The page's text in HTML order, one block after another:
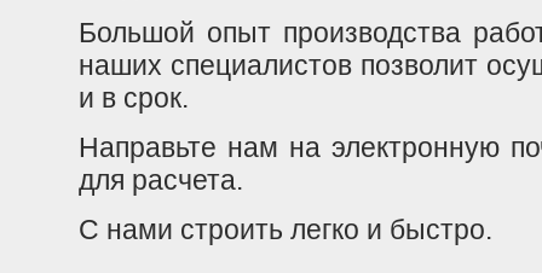
Большой опыт производства
наших специалистов позволит
и в срок.
Направьте нам на электронную
для расчета.
С нами строить легко и быстро.